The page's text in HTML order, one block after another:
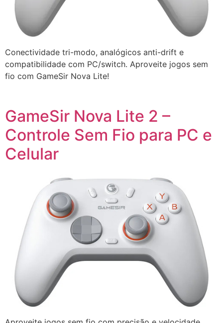
Conectividade tri-modo, analógicos anti-drift e
compatibilidade com PC/switch. Aproveite jogos sem
fio com GameSir Nova Lite!
GameSir Nova Lite 2 –
Controle Sem Fio para PC e
Celular